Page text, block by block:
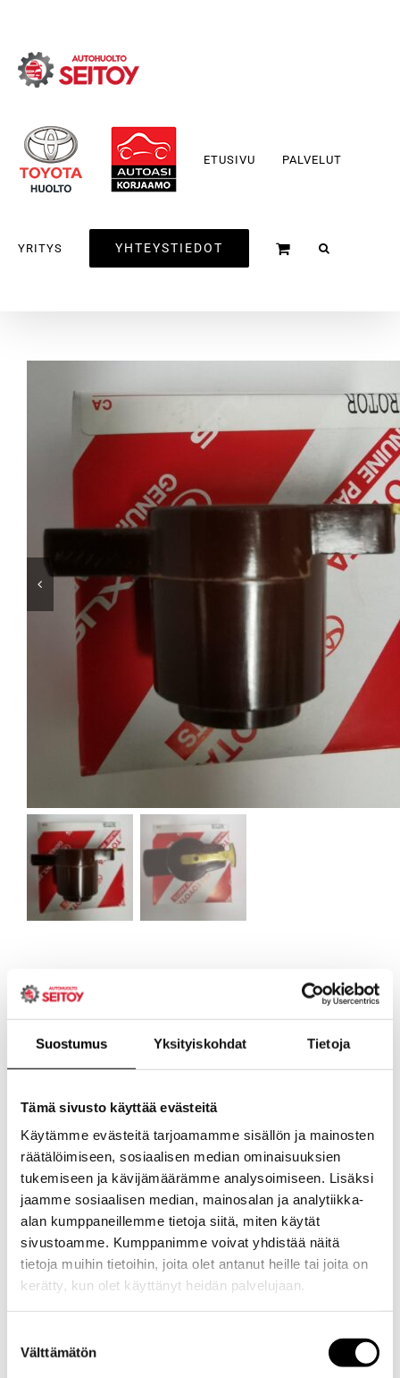
Suostumus Yksityiskohdat Tietoja
Tämä sivusto käyttää evästeitä
Käytämme evästeitä tarjoamamme sisällön ja mainosten
räätälöimiseen, sosiaalisen median ominaisuuksien
tukemiseen ja kävijämäärämme analysoimiseen. Lisäksi
jaamme sosiaalisen median, mainosalan ja analytiikka-
alan kumppaneillemme tietoja siitä, miten käytät
sivustoamme. Kumppanimme voivat yhdistää näitä
tietoja muihin tietoihin, joita olet antanut heille tai joita on
kerätty, kun olet käyttänyt heidän palvelujaan.
valinta
Välttämätön
content
ETUSIVU PALVELUT
YRITYS YHTEYSTIEDOT